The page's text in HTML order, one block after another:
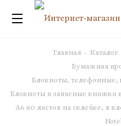
Главная - Каталог
Бумажная
Блокноты, телефонные,
Блокноты и записные книжки
А6 80 листов на склейке, в